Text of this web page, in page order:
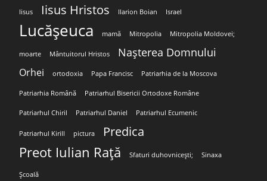
Iisus Iisus Hristos Ilarion Boian Israel
Lucășeuca mamă Mitropolia Mitropolia Moldovei;
moarte Mântuitorul Hristos Nașterea Domnului
Orhei ortodoxia Papa Francisc Patriarhia de la Moscova
Patriarhia Română Patriarhul Bisericii Ortodoxe Române
Patriarhul Chiril Patriarhul Daniel Patriarhul Ecumenic
Patriarhul Kirill pictura Predica
Preot Iulian Rață Sfaturi duhovnicești; Sinaxa
Școală